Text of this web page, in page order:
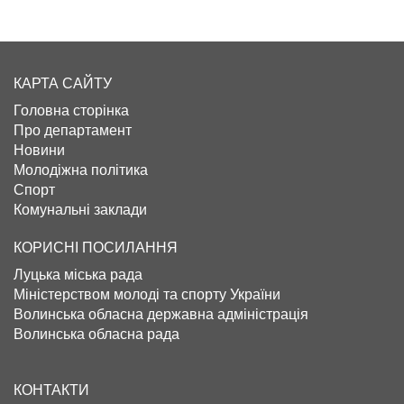
КАРТА САЙТУ
Головна сторінка
Про департамент
Новини
Молодіжна політика
Спорт
Комунальні заклади
КОРИСНІ ПОСИЛАННЯ
Луцька міська рада
Міністерством молоді та спорту України
Волинська обласна державна адміністрація
Волинська обласна рада
КОНТАКТИ